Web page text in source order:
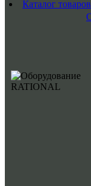
Каталог товаров